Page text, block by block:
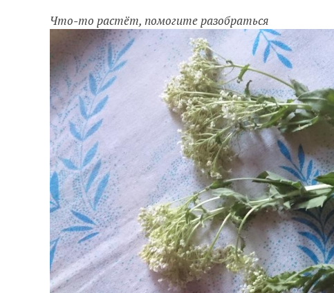
Что-то растёт, помогите разобраться